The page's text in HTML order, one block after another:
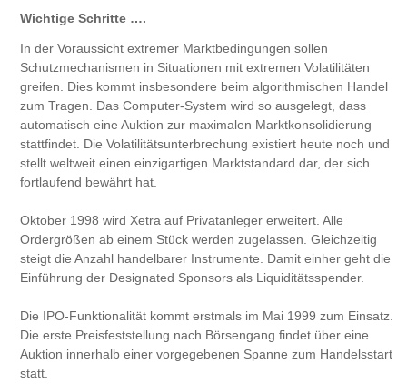
Wichtige Schritte ….
In der Voraussicht extremer Marktbedingungen sollen
Schutzmechanismen in Situationen mit extremen Volatilitäten
greifen. Dies kommt insbesondere beim algorithmischen Handel
zum Tragen. Das Computer-System wird so ausgelegt, dass
automatisch eine Auktion zur maximalen Marktkonsolidierung
stattfindet. Die Volatilitätsunterbrechung existiert heute noch und
stellt weltweit einen einzigartigen Marktstandard dar, der sich
fortlaufend bewährt hat.
Oktober 1998 wird Xetra auf Privatanleger erweitert. Alle
Ordergrößen ab einem Stück werden zugelassen. Gleichzeitig
steigt die Anzahl handelbarer Instrumente. Damit einher geht die
Einführung der Designated Sponsors als Liquiditätsspender.
Die IPO-Funktionalität kommt erstmals im Mai 1999 zum Einsatz.
Die erste Preisfeststellung nach Börsengang findet über eine
Auktion innerhalb einer vorgegebenen Spanne zum Handelsstart
statt.